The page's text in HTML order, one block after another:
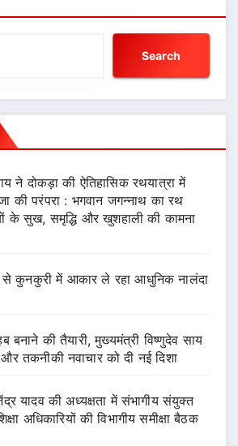
Search
ने दोकड़ा की ऐतिहासिक रथयात्रा में
की परंपरा : भगवान जगन्नाथ का रथ
के सुख, समृद्धि और खुशहाली की कामना
कुनकुरी में आकार ले रहा आधुनिक नालंदा
बनाने की तैयारी, मुख्यमंत्री विष्णुदेव साय
तकनीकी नवाचार को दी नई दिशा
यादव की अध्यक्षता में संभागीय संयुक्त
अधिकारियों की विभागीय समीक्षा बैठक